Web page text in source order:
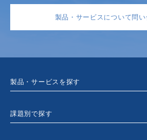
製品・サービスについて問
製品・サービスを探す
課題別で探す